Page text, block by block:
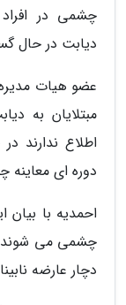
چشمی در
دیابت در حال
عضو هیات
مبتلایان به
اطلاع ندارند
دوره ای
احمدیه با بیان
دچار عارضه